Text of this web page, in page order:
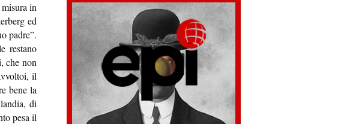
in
ed
padre”.
restano
che non
il
bene la
di
pesa il